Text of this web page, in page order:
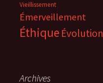
Vieillissement
Émerveillement
Éthique Évolution
Archives